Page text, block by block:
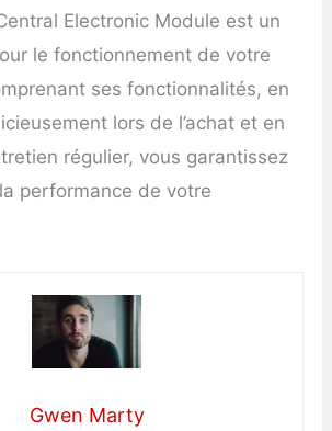
Electronic Module est un
le fonctionnement de votre
ses fonctionnalités, en
lors de l’achat et en
régulier, vous garantissez
performance de votre
Gwen Marty